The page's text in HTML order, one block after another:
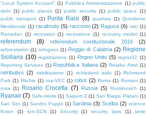
"Local System Account" (1) Pubblica Amministrazione (1) public
debt (1) public places (1) public security (1) public space
(1)
public transport (1) Punta Raisi (8) quartara (1) Questione
Meridionale (1) racalmuto (5) racconto (2) Ragusa (6) rakı (1)
Ramadan
(1) recession (1) recessione (1) recovery model (1)
referendum (8) referendum costituzionale 2016 (2)
reforestation (1) refugees (1) Reggio di Calabria (2) Regione
Siciliana (10) registrazione (1) Regno Unito (5) regsvr32 (1)
Reporting Services (1) Repubblica Italiana (2) Residui Attivi (1)
retributivo (2) riabilitazione (1) richiedenti asilo (1) Richmond
Park (1) Ritchie (1) roa-VEC (1) robot (2) Roma (1) Romani (1)
rosa
(1) Rosario Crocetta (7) Russia (5) Russinovich (1)
Ryanair (7) Safe-mode (1) Saipem 2 (1) San Biagio Platani (1)
San Siro (1) Sandro Puppo (1) Sardinia (3) Scelba (2) science
fiction
(1) scn-SCN (1) Security (1) security laws (1) serie